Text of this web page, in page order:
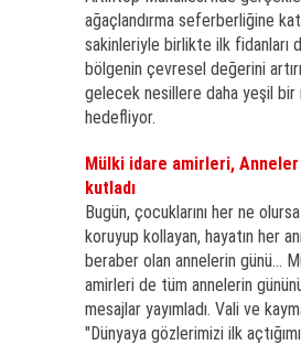
ağaçlandırma seferberliğine
sakinleriyle birlikte ilk fidanları
bölgenin çevresel değerini
gelecek nesillere daha yeşil bir
hedefliyor.
Mülki idare amirleri, Anneler
kutladı
Bugün, çocuklarını her ne
koruyup kollayan, hayatın her
beraber olan annelerin günü...
amirleri de tüm annelerin
mesajlar yayımladı. Vali ve
"Dünyaya gözlerimizi ilk